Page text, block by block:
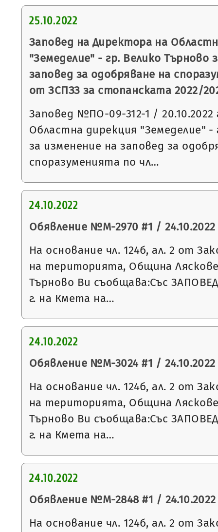
25.10.2022
Заповед на Директора на
"Земеделие" - гр. Велико Търново
заповед за одобряване на
от ЗСПЗЗ за стопанската 2022/
Заповед №ПО-09-312-1 / 20.10.2022
Областна дирекция "Земеделие" -
за изменение на заповед за
споразуменията по чл…
24.10.2022
Обявление №М-2970 #1 / 24.10.2022
На основание чл. 124б, ал. 2 от
на територията, Община
Търново Ви съобщава:Със
г. на Кмета на…
24.10.2022
Обявление №М-3024 #1 / 24.10.2022
На основание чл. 124б, ал. 2 от
на територията, Община
Търново Ви съобщава:Със
г. на Кмета на…
24.10.2022
Обявление №М-2848 #1 / 24.10.2022
На основание чл. 124б, ал. 2 от